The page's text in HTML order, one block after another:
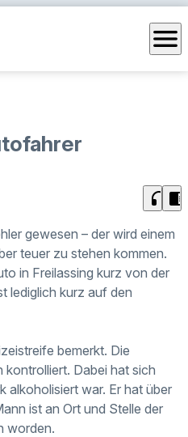
menu
headphones chrome_reader_mode
gewesen – der wird einem
teuer zu stehen kommen.
in Freilassing kurz von der
lediglich kurz auf den
bemerkt. Die
kontrolliert. Dabei hat sich
alkoholisiert war. Er hat über
ist an Ort und Stelle der
worden.